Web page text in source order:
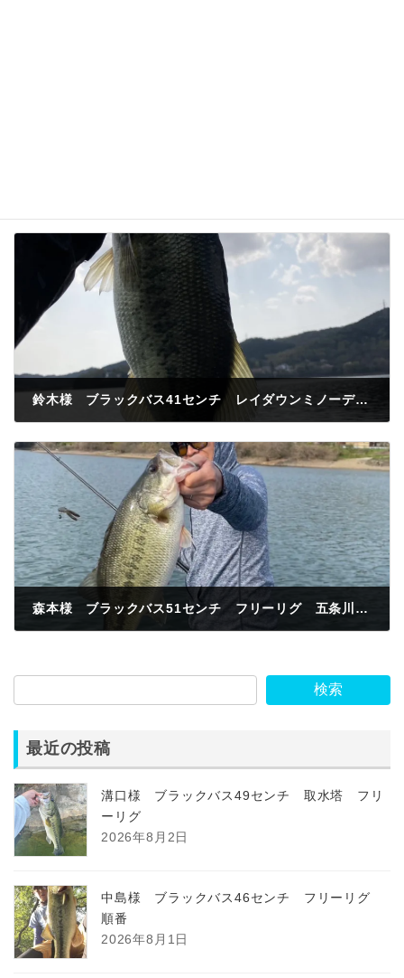
鈴木様 ブラックバス41センチ レイダウンミノーディープジャストワカサギ 冷蔵庫ワンド
森本様 ブラックバス51センチ フリーリグ 五条川河口
検索
最近の投稿
溝口様 ブラックバス49センチ 取水塔 フリ
ーリグ
2026年8月2日
中島様 ブラックバス46センチ フリーリグ
順番
2026年8月1日